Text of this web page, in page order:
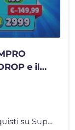
e il
Codice: lollochef :) Per tutti gli acquisti su Supercell usate questo